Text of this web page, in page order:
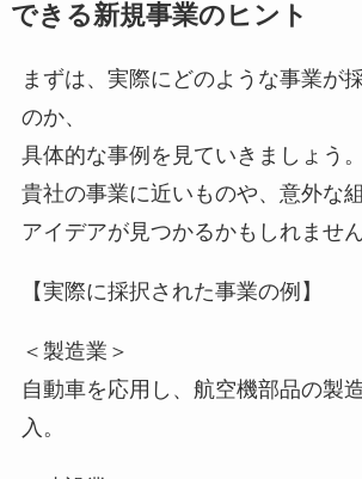
できる新規事業のヒント
まずは、実際にどのような事業が
のか、
具体的な事例を見ていきましょう。
貴社の事業に近いものや、意外な
アイデアが見つかるかもしれません
【実際に採択された事業の例】
＜製造業＞
自動車を応用し、航空機部品の製
入。